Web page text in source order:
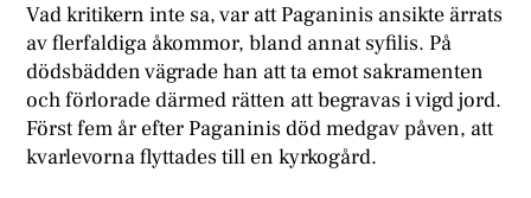
Vad kritikern inte sa, var att Paganinis ansikte ärrats
av flerfaldiga åkommor, bland annat syfilis. På
dödsbädden vägrade han att ta emot sakramenten
och förlorade därmed rätten att begravas i vigd jord.
Först fem år efter Paganinis död medgav påven, att
kvarlevorna flyttades till en kyrkogård.